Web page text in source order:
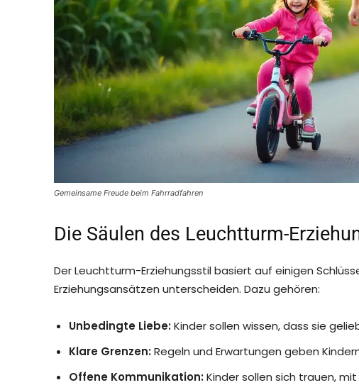
Gemeinsame Freude beim Fahrradfahren
Die Säulen des Leuchtturm-
Der Leuchtturm-Erziehungsstil basiert auf einigen
Erziehungsansätzen unterscheiden. Dazu gehören:
Unbedingte Liebe:Kinder sollen wissen, dass sie
Klare Grenzen:Regeln und Erwartungen geben
Offene Kommunikation:Kinder sollen sich trauen,